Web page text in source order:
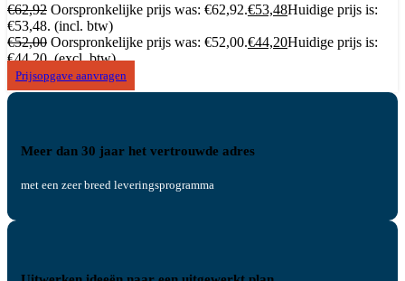
€62,92 Oorspronkelijke prijs was: €62,92.€53,48Huidige prijs is:
€53,48. (incl. btw)
€52,00 Oorspronkelijke prijs was: €52,00.€44,20Huidige prijs is:
€44,20. (excl. btw)
Prijsopgave aanvragen
Meer dan 30 jaar het vertrouwde adres
met een zeer breed leveringsprogramma